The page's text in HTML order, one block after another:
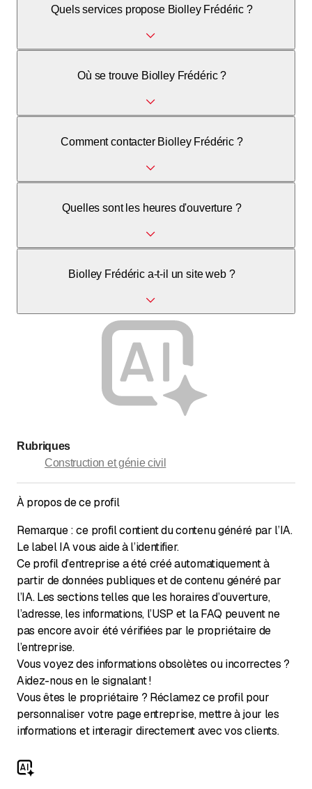
Quels services propose Biolley Frédéric ?
aménagement.Où se trouve Biolley Frédéric ?
Comment contacter Biolley Frédéric ?
Quelles sont les heures d'ouverture ?
Biolley Frédéric a-t-il un site web ?
Aucun site web indiqué.
Rubriques
Construction et génie civil
À propos de ce profil
Remarque : ce profil contient du contenu généré par l’IA.
Le label IA vous aide à l’identifier.
Ce profil d’entreprise a été créé automatiquement à
partir de données publiques et de contenu généré par
l’IA. Les sections telles que les horaires d’ouverture,
l’adresse, les informations, l’USP et la FAQ peuvent ne
pas encore avoir été vérifiées par le propriétaire de
l’entreprise.
Vous voyez des informations obsolètes ou incorrectes ?
Aidez-nous en le signalant !
Vous êtes le propriétaire ? Réclamez ce profil pour
personnaliser votre page entreprise, mettre à jour les
informations et interagir directement avec vos clients.